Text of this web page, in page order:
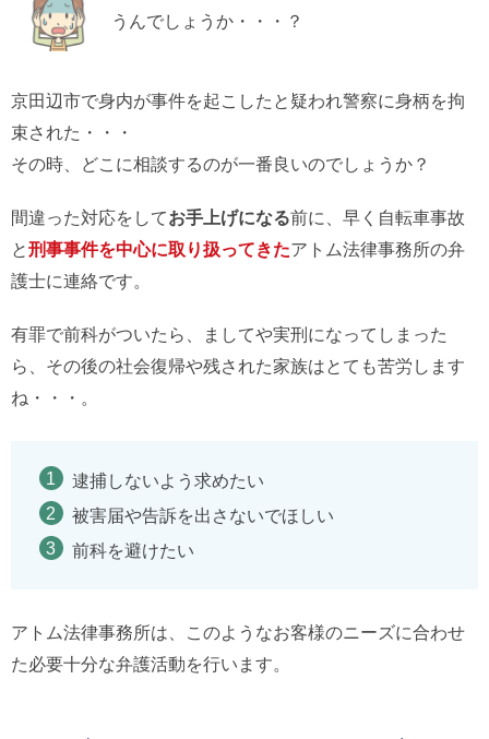
うんでしょうか・・・？
京田辺市で身内が事件を起こしたと疑われ警察に身柄を拘
束された・・・
その時、どこに相談するのが一番良いのでしょうか？
間違った対応をしてお手上げになる前に、早く自転車事故
と刑事事件を中心に取り扱ってきたアトム法律事務所の弁
護士に連絡です。
有罪で前科がついたら、ましてや実刑になってしまった
ら、その後の社会復帰や残された家族はとても苦労します
ね・・・。
逮捕しないよう求めたい
被害届や告訴を出さないでほしい
前科を避けたい
アトム法律事務所は、このようなお客様のニーズに合わせ
た必要十分な弁護活動を行います。